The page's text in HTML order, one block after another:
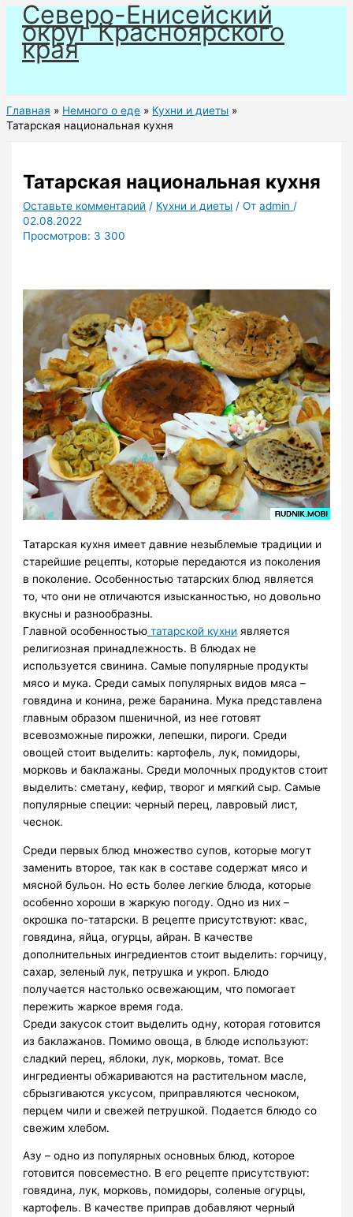
Перейти
содержимому
Северо-Енисейский
округ Красноярского
края
Главная Немного о еде
Кухни и диеты
Татарская национальная кухня
Татарская национальная кухня
Оставьте комментарий / Кухни и диеты / Отadmin /
02.08.2022
Просмотров: 3 300
Татарская кухня имеет давние незыблемые традиции и
старейшие рецепты, которые передаются из поколения
в поколение. Особенностью татарских блюд является
то, что они не отличаются изысканностью, но довольно
вкусны и разнообразны.
Главной особенностью татарской кухни является
религиозная принадлежность. В блюдах не
используется свинина. Самые популярные продукты
мясо и мука. Среди самых популярных видов мяса –
говядина и конина, реже баранина. Мука представлена
главным образом пшеничной, из нее готовят
всевозможные пирожки, лепешки, пироги. Среди
овощей стоит выделить: картофель, лук, помидоры,
морковь и баклажаны. Среди молочных продуктов стоит
выделить: сметану, кефир, творог и мягкий сыр. Самые
популярные специи: черный перец, лавровый лист,
чеснок.
Среди первых блюд множество супов, которые могут
заменить второе, так как в составе содержат мясо и
мясной бульон. Но есть более легкие блюда, которые
особенно хороши в жаркую погоду. Одно из них –
окрошка по-татарски. В рецепте присутствуют: квас,
говядина, яйца, огурцы, айран. В качестве
дополнительных ингредиентов стоит выделить: горчицу,
сахар, зеленый лук, петрушка и укроп. Блюдо
получается настолько освежающим, что помогает
пережить жаркое время года.
Среди закусок стоит выделить одну, которая готовится
из баклажанов. Помимо овоща, в блюде используют:
сладкий перец, яблоки, лук, морковь, томат. Все
ингредиенты обжариваются на растительном масле,
сбрызгиваются уксусом, приправляются чесноком,
перцем чили и свежей петрушкой. Подается блюдо со
свежим хлебом.
Азу – одно из популярных основных блюд, которое
готовится повсеместно. В его рецепте присутствуют:
говядина, лук, морковь, помидоры, соленые огурцы,
картофель. В качестве приправ добавляют черный